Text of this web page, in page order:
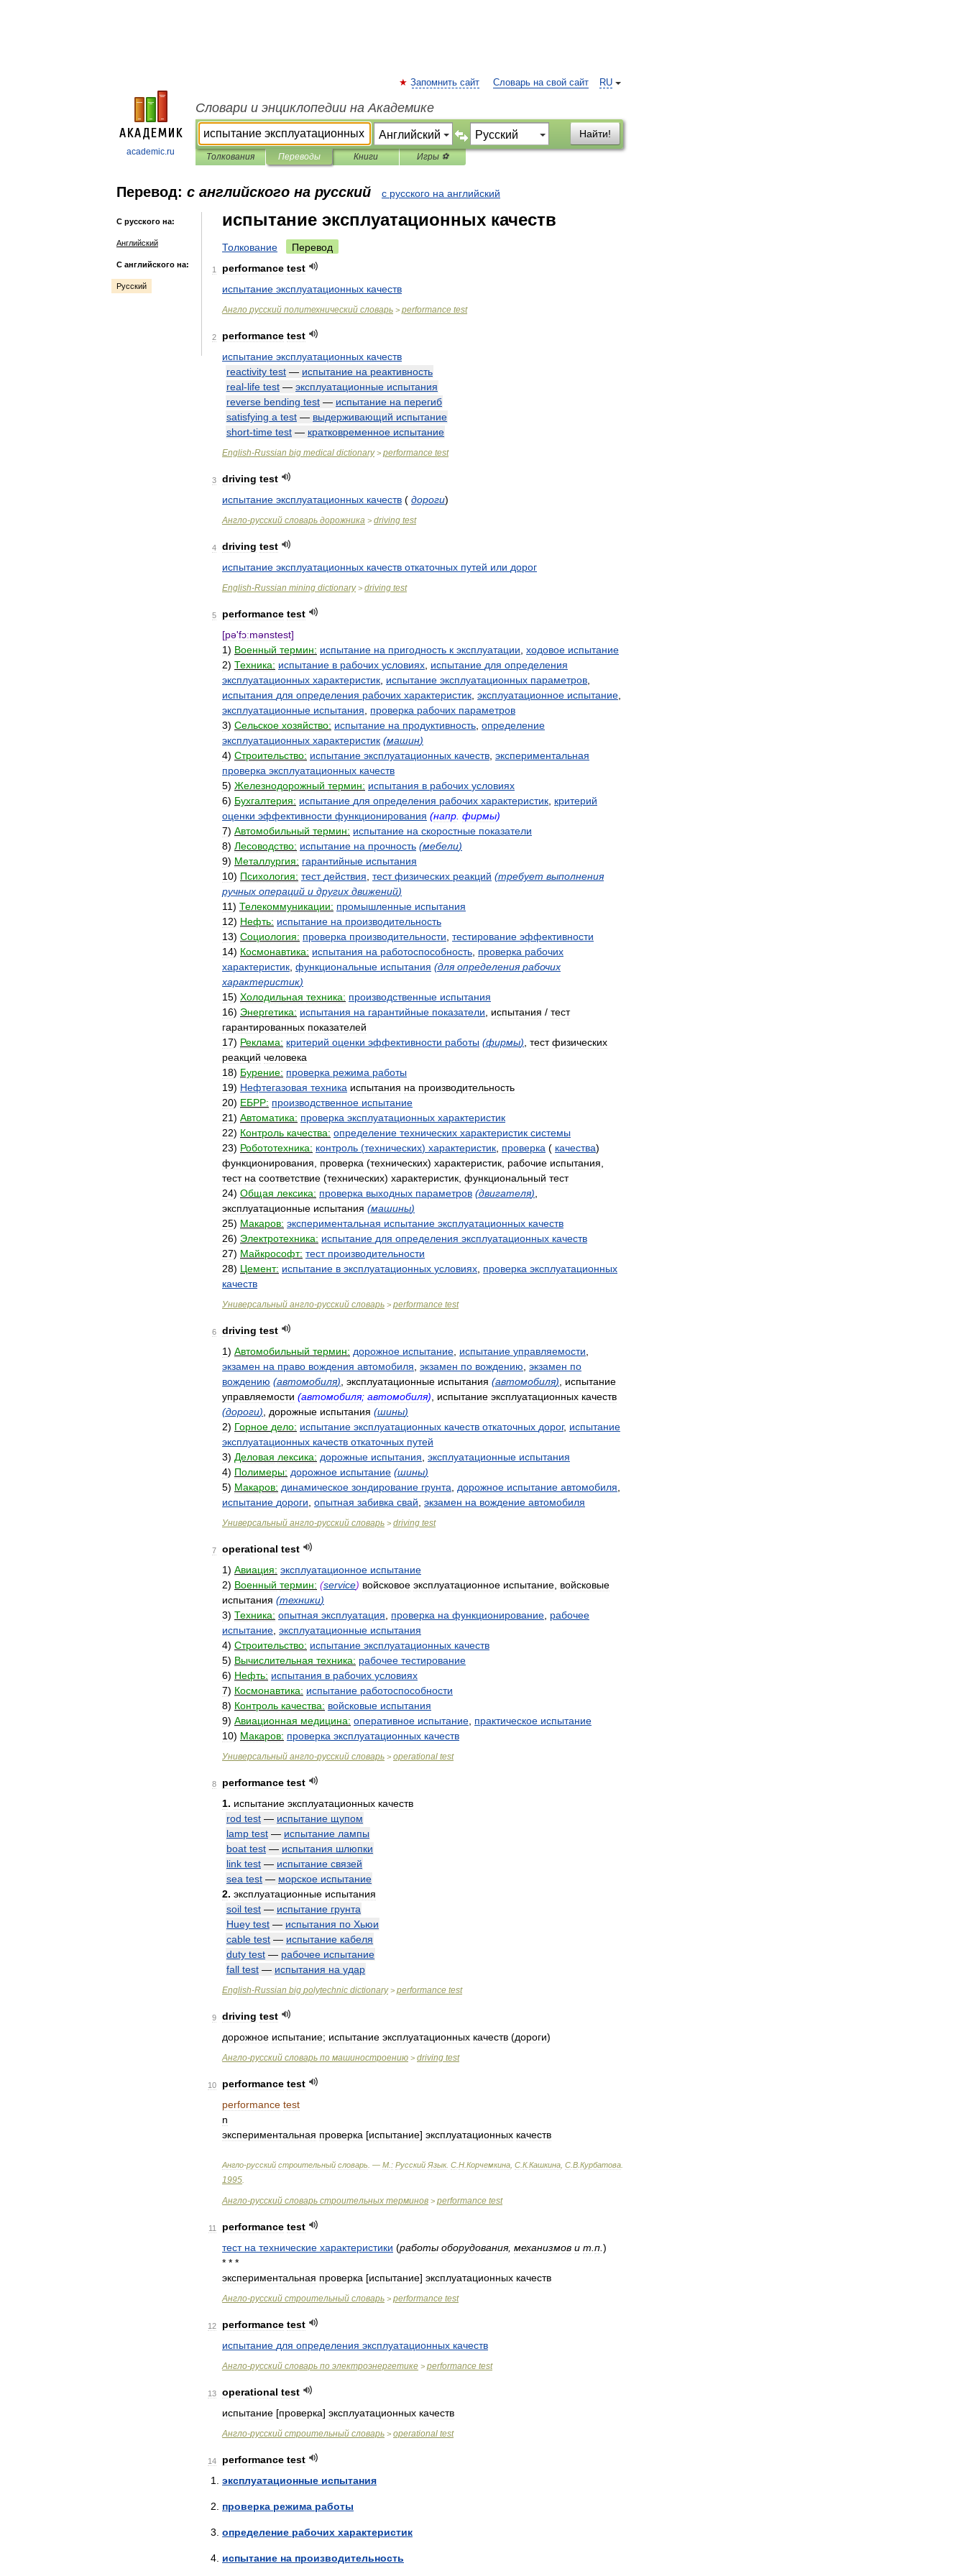
academic.ru
RU
Запомнить сайт Словарь на свой сайт
Словари и энциклопедии на Академике
Найти!
Толкования Переводы Книги Игры ⚽
Перевод: с английского на русский с русского на английский
С русского на:
Английский
С английского на:
Русский
испытание эксплуатационных качеств
Толкование Перевод
1 performance test
испытание эксплуатационных качеств
Англо русский политехнический словарь > performance test
2 performance test
испытание эксплуатационных качеств
reactivity test — испытание на реактивность
real-life test — эксплуатационные испытания
reverse bending test — испытание на перегиб
satisfying a test — выдерживающий испытание
short-time test — кратковременное испытание
English-Russian big medical dictionary> performance test
3 driving test
испытание эксплуатационных качеств ( дороги)
Англо-русский словарь дорожника > driving test
4 driving test
испытание эксплуатационных качеств откаточных путей или дорог
English-Russian mining dictionary> driving test
5 performance test
[pə'fɔːmənstest]
1) Военный термин: испытание на пригодность к эксплуатации ходовое испытание
2) Техника: испытание в рабочих условиях испытание для определения
эксплуатационных характеристик испытание эксплуатационных параметров
испытания для определения рабочих характеристик эксплуатационное испытание
эксплуатационные испытания проверка рабочих параметров
3) Сельское хозяйство: испытание на продуктивность определение
эксплуатационных характеристик (машин)
4) Строительство: испытание эксплуатационных качеств экспериментальная
проверка эксплуатационных качеств
5) Железнодорожный термин: испытания в рабочих условиях
6) Бухгалтерия: испытание для определения рабочих характеристик критерий
оценки эффективности функционирования (напр фирмы)
7) Автомобильный термин: испытание на скоростные показатели
8) Лесоводство: испытание на прочность (мебели)
9) Металлургия: гарантийные испытания
10) Психология: тест действия тест физических реакций (требует выполнения
ручных операций и других движений)
11) Телекоммуникации: промышленные испытания
12) Нефть: испытание на производительность
13) Социология: проверка производительности тестирование эффективности
14) Космонавтика: испытания на работоспособность проверка рабочих
характеристик функциональные испытания (для определения рабочих
характеристик)
15) Холодильная техника: производственные испытания
16) Энергетика: испытания на гарантийные показатели испытания / тест
гарантированных показателей
17) Реклама: критерий оценки эффективности работы (фирмы) тест физических
реакций человека
18) Бурение: проверка режима работы
19) Нефтегазовая техника испытания на производительность
20) ЕБРР: производственное испытание
21) Автоматика: проверка эксплуатационных характеристик
22) Контроль качества: определение технических характеристик системы
23) Робототехника: контроль (технических) характеристик проверка ( качества)
функционирования
проверка (технических) характеристик рабочие испытания
тест на соответствие (технических) характеристик функциональный тест
24) Общая лексика: проверка выходных параметров (двигателя)
эксплуатационные испытания (машины)
25) Макаров: экспериментальная испытание эксплуатационных качеств
26) Электротехника: испытание для определения эксплуатационных качеств
27) Майкрософт: тест производительности
28) Цемент: испытание в эксплуатационных условиях проверка эксплуатационных
качеств
Универсальный англо-русский словарь > performance test
6 driving test
1) Автомобильный термин: дорожное испытание испытание управляемости
экзамен на право вождения автомобиля экзамен по вождению экзамен по
вождению (автомобиля) эксплуатационные испытания (автомобиля)
испытание
управляемости (автомобиля; автомобиля) испытание эксплуатационных качеств
(дороги) дорожные испытания (шины)
2) Горное дело: испытание эксплуатационных качеств откаточных дорог, испытание
эксплуатационных качеств откаточных путей
3) Деловая лексика: дорожные испытания эксплуатационные испытания
4) Полимеры: дорожное испытание (шины)
5) Макаров: динамическое зондирование грунта дорожное испытание автомобиля
испытание дороги опытная забивка свай экзамен на вождение автомобиля
Универсальный англо-русский словарь > driving test
7 operational test
1) Авиация: эксплуатационное испытание
2) Военный термин: (service) войсковое эксплуатационное испытание войсковые
испытания (техники)
3) Техника: опытная эксплуатация проверка на функционирование рабочее
испытание эксплуатационные испытания
4) Строительство: испытание эксплуатационных качеств
5) Вычислительная техника: рабочее тестирование
6) Нефть: испытания в рабочих условиях
7) Космонавтика: испытание работоспособности
8) Контроль качества: войсковые испытания
9) Авиационная медицина: оперативное испытание практическое испытание
10) Макаров: проверка эксплуатационных качеств
Универсальный англо-русский словарь > operational test
8 performance test
1. испытание эксплуатационных качеств
rod test — испытание щупом
lamp test — испытание лампы
boat test — испытания шлюпки
link test — испытание связей
sea test — морское испытание
2. эксплуатационные испытания
soil test — испытание грунта
Huey test — испытания по Хьюи
cable test — испытание кабеля
duty test — рабочее испытание
fall test — испытания на удар
English-Russian big polytechnic dictionary> performance test
9 driving test
дорожное испытание; испытание эксплуатационных качеств (дороги)
Англо-русский словарь по машиностроению > driving test
10 performance test
performance test
n
экспериментальная проверка [испытание] эксплуатационных качеств
Англо-русский строительный словарь . — М : Русский Язык. С Н Корчемкина С К.Кашкина С В Курбатова
1995
Англо-русский словарь строительных терминов > performance test
11 performance test
тест на технические характеристики (работы оборудования, механизмов и т п )
* * *
экспериментальная проверка [испытание] эксплуатационных качеств
Англо-русский строительный словарь > performance test
12 performance test
испытание для определения эксплуатационных качеств
Англо-русский словарь по электроэнергетике > performance test
13 operational test
испытание [проверка] эксплуатационных качеств
Англо-русский строительный словарь > operational test
14 performance test
эксплуатационные испытания
проверка режима работы
определение рабочих характеристик
испытание на производительность